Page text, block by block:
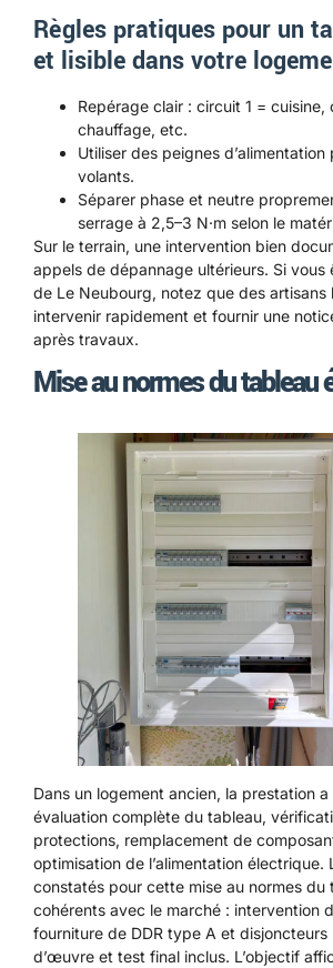
Règles pratiques pour un
et lisible dans votre
Repérage clair : circuit 1 = cuisine,
chauffage, etc.
Utiliser des peignes
volants.
Séparer phase et neutre
serrage à 2,5–3 N·m selon le
Sur le terrain, une intervention bien
appels de dépannage ultérieurs. Si vous
de Le Neubourg, notez que des artisans
intervenir rapidement et fournir une
après travaux.
Mise au normes du tableau
Dans un logement ancien, la prestation
évaluation complète du tableau,
protections, remplacement de
optimisation de l’alimentation électrique.
constatés pour cette mise au normes du
cohérents avec le marché : intervention
fourniture de DDR type A et disjoncteurs
d’œuvre et test final inclus. L’objectif